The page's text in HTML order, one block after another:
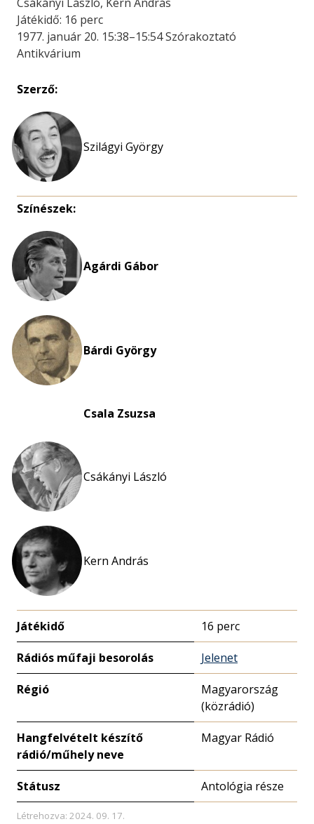
Játékidő: 16 perc
1977. január 20. 15:38–15:54 Szórakoztató
Antikvárium
Szerző:
Szilágyi György
Színészek:
Agárdi Gábor
Bárdi György
Csala Zsuzsa
Csákányi László
Kern András
Játékidő 16 perc
Rádiós műfaji besorolás Jelenet
Régió
Magyarország
(közrádió)
Hangfelvételt készítő
rádió/műhely neve
Magyar Rádió
Státusz Antológia része
Létrehozva: 2024. 09. 17.